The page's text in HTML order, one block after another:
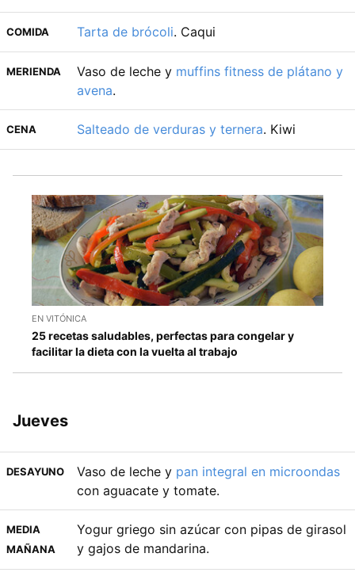
COMIDA Tarta de brócoli. Caqui
MERIENDA Vaso de leche y muffins fitness de plátano y
avena.
CENA Salteado de verduras y ternera. Kiwi
EN VITÓNICA
25 recetas saludables, perfectas para congelar y
facilitar la dieta con la vuelta al trabajo
Jueves
DESAYUNO Vaso de leche y pan integral en microondas
con aguacate y tomate.
MEDIA
MAÑANA
Yogur griego sin azúcar con pipas de girasol
y gajos de mandarina.